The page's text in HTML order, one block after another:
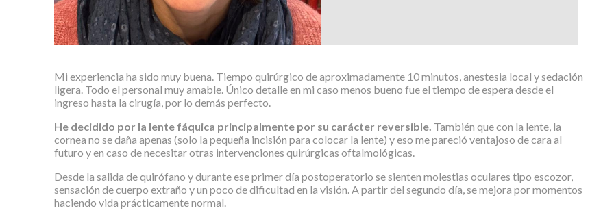
Mi experiencia ha sido muy buena. Tiempo quirúrgico de aproximadamente 10 minutos, anestesia local y sedación
ligera. Todo el personal muy amable. Único detalle en mi caso menos bueno fue el tiempo de espera desde el
ingreso hasta la cirugía, por lo demás perfecto.
He decidido por la lente fáquica principalmente por su carácter reversible. También que con la lente, la
cornea no se daña apenas (solo la pequeña incisión para colocar la lente) y eso me pareció ventajoso de cara al
futuro y en caso de necesitar otras intervenciones quirúrgicas oftalmológicas.
Desde la salida de quirófano y durante ese primer día postoperatorio se sienten molestias oculares tipo escozor,
sensación de cuerpo extraño y un poco de dificultad en la visión. A partir del segundo día, se mejora por momentos
haciendo vida prácticamente normal.